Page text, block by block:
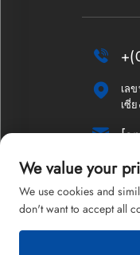


เล
เซี่

จ
We value your
We use cookies and
don't want to accept all